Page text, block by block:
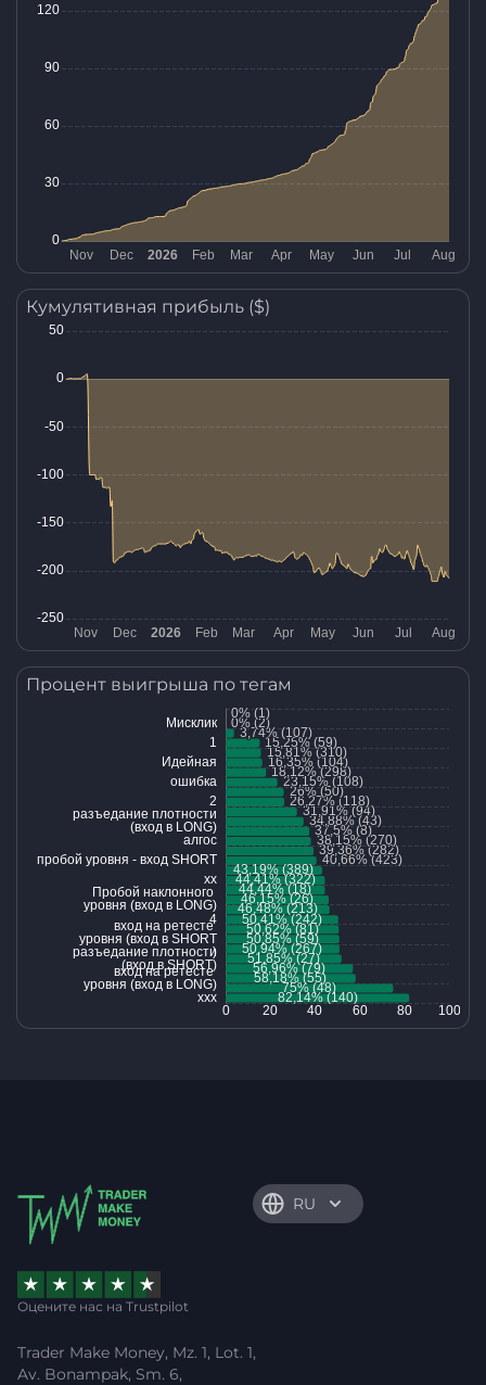
Кумулятивная прибыль ($)
Процент выигрыша по тегам
RU
Оцените нас на Trustpilot
Trader Make Money, Mz. 1, Lot. 1,
Av. Bonampak, Sm. 6,